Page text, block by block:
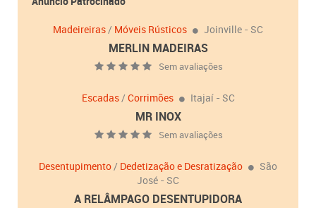
Madeireiras/ Móveis Rústicos Joinville - SC
MERLIN MADEIRAS
Sem avaliações
Escadas/Corrimões Itajaí - SC
MR INOX
Sem avaliações
Desentupimento/ Dedetização e Desratização
São
José - SC
A RELÂMPAGO DESENTUPIDORA